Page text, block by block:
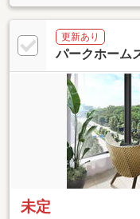
更新あり
パークホーム
未定